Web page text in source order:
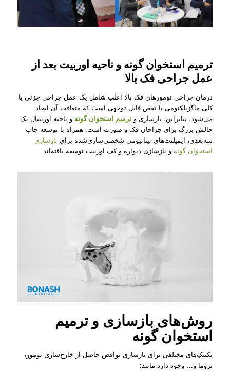
ترمیم استخوان گونه و ناحیه اوربیت بعد از
عمل جراحی فک بالا
درمان جراحی تومورهای فک بالا اغلب شامل یک عمل جراحی جزئی یا
کلی ماگزیلکتومی با نقص قابل توجهی است که متعاقب آن ایجاد
می‌شود. بنابراین، بازسازی و ترمیم استخوان گونه و ناحیه اوربیتال یک
چالش بزرگ برای جراحان فک و صورت است. همراه با توسعه چاپ
سه‌بعدی، ایمپلنت‌های تیتانیومی شخصی‌سازی‌شده برای بازسازی
استخوان گونه و بازسازی دیواره و کف اوربیت توسعه یافته‌اند.
روش‌های بازسازی و ترمیم
استخوان گونه
تکنیک‌های مختلفی برای بازسازی نواقص حاصل از خارج‌سازی تومور،
تروما و… وجود دارد مانند: